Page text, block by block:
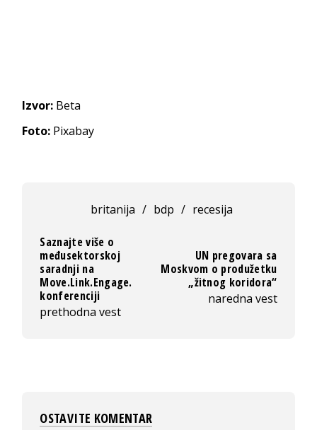
Izvor: Beta
Foto: Pixabay
britanija / bdp / recesija
Saznajte više o
međusektorskoj
saradnji na
Move.Link.Engage.
konferenciji
prethodna vest
UN pregovara sa
Moskvom o produžetku
„žitnog koridora“
naredna vest
OSTAVITE KOMENTAR